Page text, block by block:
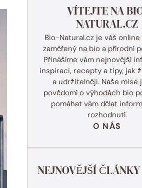
VÍTEJTE NA
NATURAL.CZ
Bio-Natural.cz je váš online
zaměřený na bio a přírodní
Přinášíme vám nejnovější
inspiraci, recepty a tipy, jak
a udržitelněji. Naše mise
povědomí o výhodách bio
pomáhat vám dělat
rozhodnutí.
O NÁS
NEJNOVĚJŠÍ ČLÁNKY